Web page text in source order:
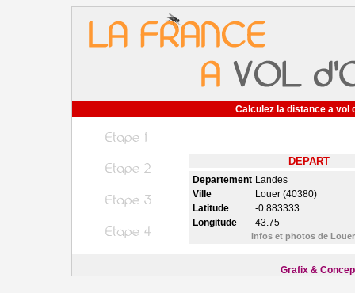
Calculez la distance a vol
DEPART
Departement Landes
Ville
Louer (40380)
Latitude
-0.883333
Longitude
43.75
Infos et photos de
Grafix &